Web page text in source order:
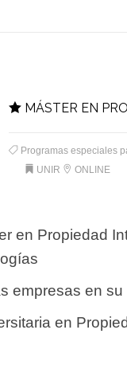
MÁSTER EN
Programas especiales
UNIR
ONLINE
en Propiedad
empresas en
en